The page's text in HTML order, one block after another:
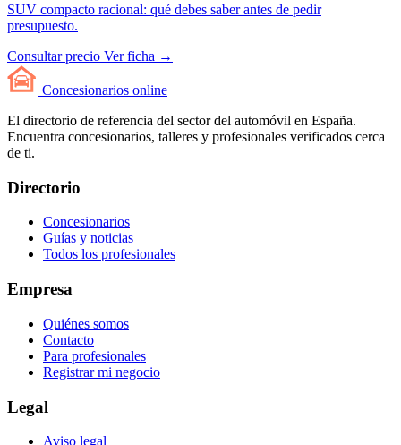
SUV compacto racional: qué debes saber antes de pedir
presupuesto.
Consultar precio Ver ficha →
Concesionarios online
El directorio de referencia del sector del automóvil en España.
Encuentra concesionarios, talleres y profesionales verificados cerca
de ti.
Directorio
Concesionarios
Guías y noticias
Todos los profesionales
Empresa
Quiénes somos
Contacto
Para profesionales
Registrar mi negocio
Legal
Aviso legal